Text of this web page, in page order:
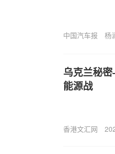
中国汽车报 杨
乌克兰秘
能源战
香港文汇网